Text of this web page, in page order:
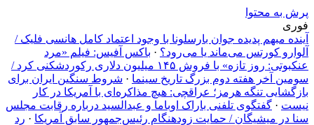
پرش به محتوا
فوری
آینده مبهم پدیده جوان بارسلونا با وجود اعتماد کامل هانسی فلیک /
آلوارو کورتس می‌ماند یا می‌رود؟ · باکس آفیس: فیلم «مرد
عنکبوتی: روز تازه» با فروش ۱۴۵ میلیون دلاری رکوردشکنی کرد /
سومین آخر هفته دوم بزرگ تاریخ سینما · شروط سنگین ایران برای
بازگشایی تنگه هرمز؛ عراقچی: هیچ مذاکره‌ای با آمریکا در کار
نیست · گفتگوی تلفنی باراک اوباما و عبدالسید درباره رقابت مجلس
سنا در میشیگان / حمایت زودهنگام رئیس‌جمهور سابق آمریکا · رد